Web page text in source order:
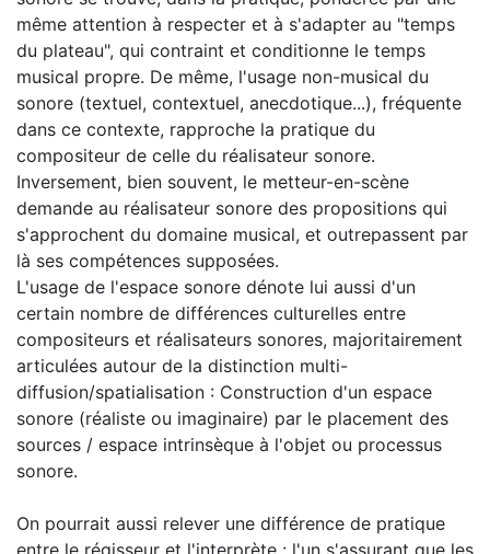
même attention à respecter et à s'adapter au "temps
du plateau", qui contraint et conditionne le temps
musical propre. De même, l'usage non-musical du
sonore (textuel, contextuel, anecdotique...), fréquente
dans ce contexte, rapproche la pratique du
compositeur de celle du réalisateur sonore.
Inversement, bien souvent, le metteur-en-scène
demande au réalisateur sonore des propositions qui
s'approchent du domaine musical, et outrepassent par
là ses compétences supposées.
L'usage de l'espace sonore dénote lui aussi d'un
certain nombre de différences culturelles entre
compositeurs et réalisateurs sonores, majoritairement
articulées autour de la distinction multi-
diffusion/spatialisation : Construction d'un espace
sonore (réaliste ou imaginaire) par le placement des
sources / espace intrinsèque à l'objet ou processus
sonore.
On pourrait aussi relever une différence de pratique